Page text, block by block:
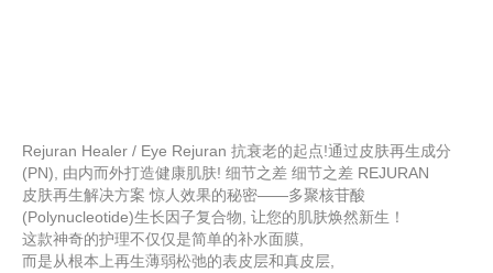
Rejuran Healer / Eye Rejuran 抗衰老的起点!通过皮肤再生成分
(PN), 由内而外打造健康肌肤! 细节之差 细节之差 REJURAN
皮肤再生解决方案 惊人效果的秘密——多聚核苷酸
(Polynucleotide)生长因子复合物, 让您的肌肤焕然新生！
这款神奇的护理不仅仅是简单的补水面膜,
而是从根本上再生薄弱松弛的表皮层和真皮层,